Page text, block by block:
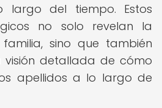
largo del tiempo. Estos
no solo revelan la
sino que también
visión detallada de cómo
apellidos a lo largo de